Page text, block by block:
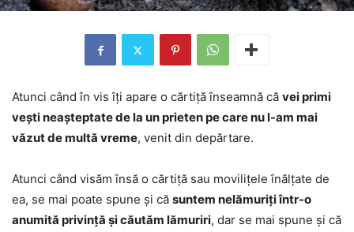
Atunci când în vis îți apare o cărtiță înseamnă că vei primi
vești neașteptate de la un prieten pe care nu l-am mai
văzut de multă vreme, venit din depărtare.
Atunci când visăm însă o cărtiță sau movilițele înălțate de
ea, se mai poate spune și că suntem nelămuriți într-o
anumită privință și căutăm lămuriri, dar se mai spune și că